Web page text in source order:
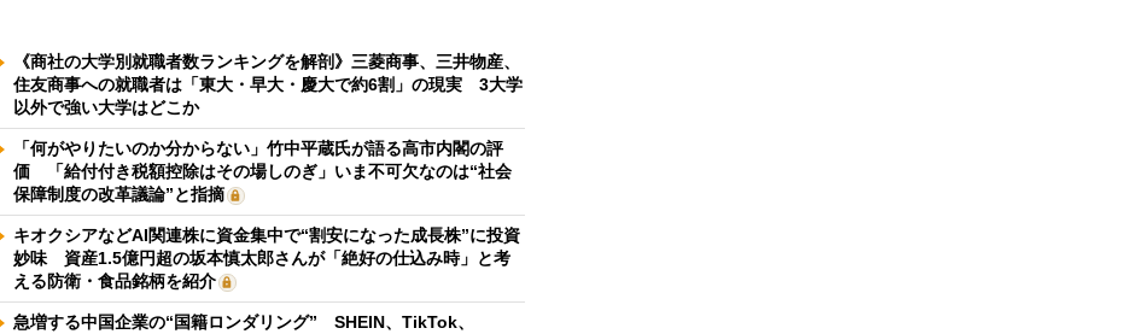
《商社の大学別就職者数ランキングを解剖》三菱商事、三井物産、
住友商事への就職者は「東大・早大・慶大で約6割」の現実 3大学
以外で強い大学はどこか
「何がやりたいのか分からない」竹中平蔵氏が語る高市内閣の評
価 「給付付き税額控除はその場しのぎ」いま不可欠なのは“社会
保障制度の改革議論”と指摘
キオクシアなどAI関連株に資金集中で“割安になった成長株”に投資
妙味 資産1.5億円超の坂本慎太郎さんが「絶好の仕込み時」と考
える防衛・食品銘柄を紹介
急増する中国企業の“国籍ロンダリング” SHEIN、TikTok、